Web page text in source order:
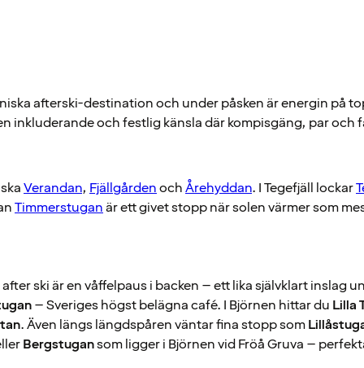
afterski-destination och under påsken är energin på
inkluderande och festlig känsla där kompisgäng, par och
Verandan, FjällgårdenochÅrehyddan. I Tegefjäll lockar
Timmerstuganär ett givet stopp när solen värmer som
ski är en våffelpaus i backen – ett lika självklart inslag
– Sveriges högst belägna café. I Björnen hittar du Lilla
. Även längs längdspåren väntar fina stopp som
Bergstugansom ligger i Björnen vid Fröå Gruva –